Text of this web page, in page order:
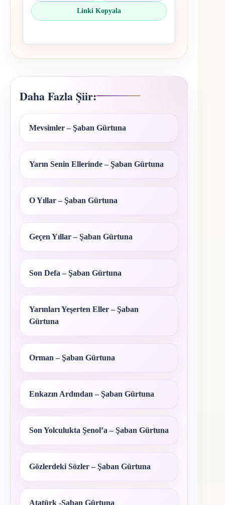
Linki Kopyala
Daha Fazla Şiir:
Mevsimler – Şaban Gürtuna
Yarın Senin Ellerinde – Şaban Gürtuna
O Yıllar – Şaban Gürtuna
Geçen Yıllar – Şaban Gürtuna
Son Defa – Şaban Gürtuna
Yarınları Yeşerten Eller – Şaban
Gürtuna
Orman – Şaban Gürtuna
Enkazın Ardından – Şaban Gürtuna
Son Yolculukta Şenol’a – Şaban Gürtuna
Gözlerdeki Sözler – Şaban Gürtuna
Atatürk -Şaban Gürtuna